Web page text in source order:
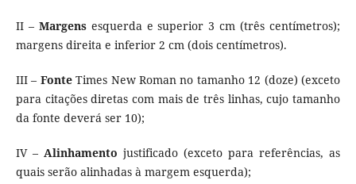
II – Margensesquerda e superior 3 cm (três centímetros);
margens direita e inferior 2 cm (dois centímetros).
III – FonteTimes New Roman no tamanho 12 (doze) (exceto
para citações diretas com mais de três linhas, cujo tamanho
da fonte deverá ser 10);
IV – Alinhamento justificado (exceto para referências, as
quais serão alinhadas à margem esquerda);